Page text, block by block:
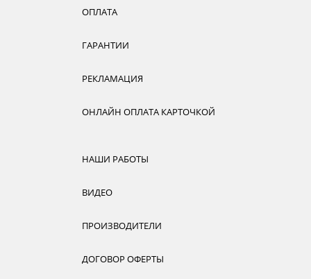
ОПЛАТА
ГАРАНТИИ
РЕКЛАМАЦИЯ
ОНЛАЙН ОПЛАТА КАРТОЧКОЙ
НАШИ РАБОТЫ
ВИДЕО
ПРОИЗВОДИТЕЛИ
ДОГОВОР ОФЕРТЫ